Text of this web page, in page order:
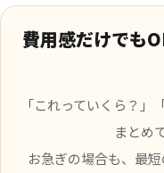
費用感だけでも
「これっていくら？
まとめ
お急ぎの場合も、最